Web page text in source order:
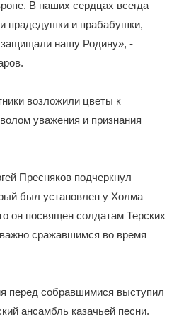
В наших сердцах всегда
прадедушки и прабабушки,
нашу Родину», -
возложили цветы к
уважения и признания
Пресняков подчеркнул
был установлен у Холма
он посвящен солдатам Терских
сражавшимся во время
перед собравшимися выступил
ансамбль казачьей песни.